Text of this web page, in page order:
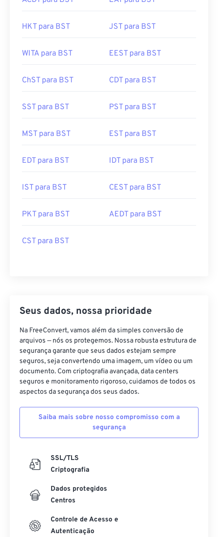
HKT para BST JST para BST
WITA para BST EEST para BST
ChST para BST CDT para BST
SST para BST PST para BST
MST para BST EST para BST
EDT para BST IDT para BST
IST para BST CEST para BST
PKT para BST AEDT para BST
CST para BST
Seus dados, nossa prioridade
Na FreeConvert, vamos além da simples conversão de
arquivos — nós os protegemos. Nossa robusta estrutura de
segurança garante que seus dados estejam sempre
seguros, seja convertendo uma imagem, um vídeo ou um
documento. Com criptografia avançada, data centers
seguros e monitoramento rigoroso, cuidamos de todos os
aspectos da segurança dos seus dados.
Saiba mais sobre nosso compromisso com a
segurança
SSL/TLS
Criptografia
Dados protegidos
Centros
Controle de Acesso e
Autenticação